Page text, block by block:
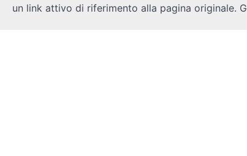
un link attivo di riferimento alla pagina originale.